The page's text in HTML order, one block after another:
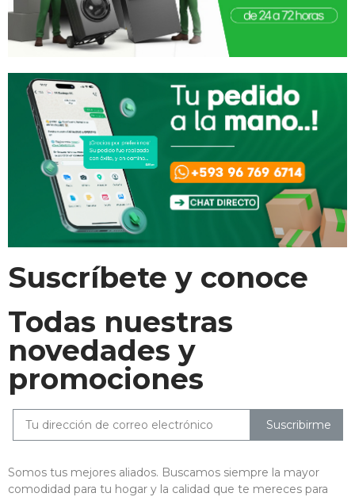
Suscríbete y conoce
Todas nuestras
novedades y
promociones
Suscribirme
Somos tus mejores aliados. Buscamos siempre la mayor
comodidad para tu hogar y la calidad que te mereces para